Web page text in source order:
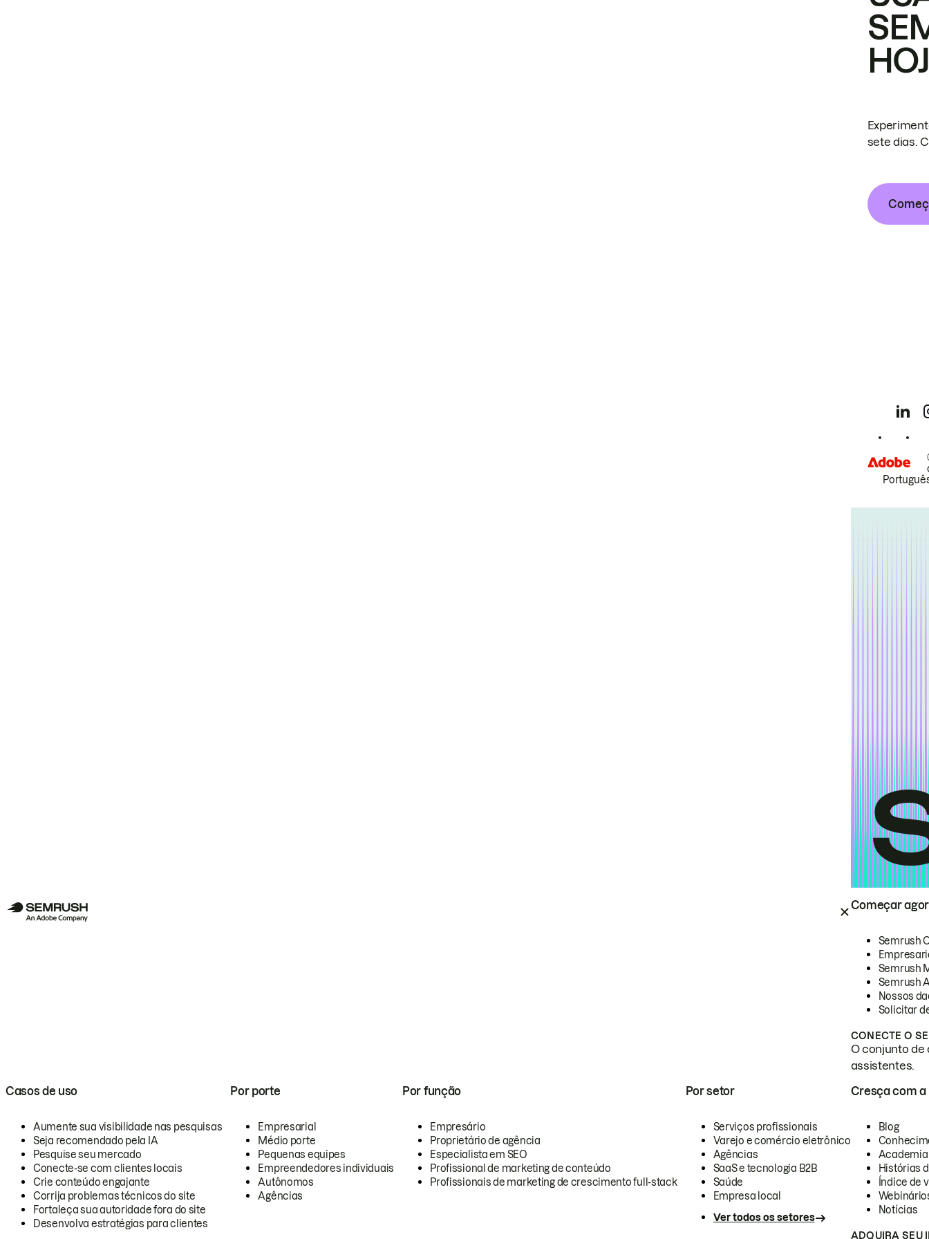
Começar
Semrush
Semrush
Semrush
Nossos
Solicitar
CONECTE O
O conjunto de
assistentes.
Casos de uso
Aumente sua visibilidade nas pesquisas
Seja recomendado pela IA
Pesquise seu mercado
Conecte-se com clientes locais
Crie conteúdo engajante
Corrija problemas técnicos do site
Fortaleça sua autoridade fora do site
Desenvolva estratégias para clientes
Por porte
Empresarial
Médio porte
Pequenas equipes
Empreendedores individuais
Autônomos
Agências
Por função
Empresário
Proprietário de agência
Especialista em SEO
Profissional de marketing de conteúdo
Profissionais de marketing de crescimento full-stack
Por setor
Serviços profissionais
Varejo e comércio eletrônico
Agências
SaaS e tecnologia B2B
Saúde
Empresa local
Ver todos os setores
Cresça com a
Blog
Academia
Histórias
Índice de
Notícias
ADQUIRA SEU
sete dias.